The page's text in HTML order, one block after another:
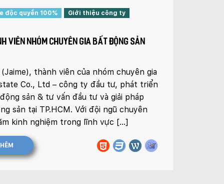
độc quyền 100% Giới thiệu công ty
VIÊN NHÓM CHUYÊN GIA BẤT ĐỘNG SẢN
thành viên của nhóm chuyên gia
Co., Ltd – công ty đầu tư, phát triển
sản & tư vấn đầu tư và giải pháp
sản tại TP.HCM. Với đội ngũ chuyên
kinh nghiệm trong lĩnh vực […]